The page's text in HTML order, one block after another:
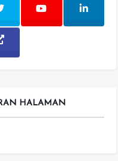
HALAMAN